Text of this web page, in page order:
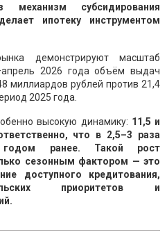
механизм субсидирования
ипотеку инструментом
демонстрируют масштаб
2026 года объём выдач
миллиардов рублей против 21,4
2025 года.
высокую динамику: 11,5 и
что в 2,5–3 раза
годом ранее. Такой рост
сезонным фактором — это
доступного кредитования,
приоритетов и